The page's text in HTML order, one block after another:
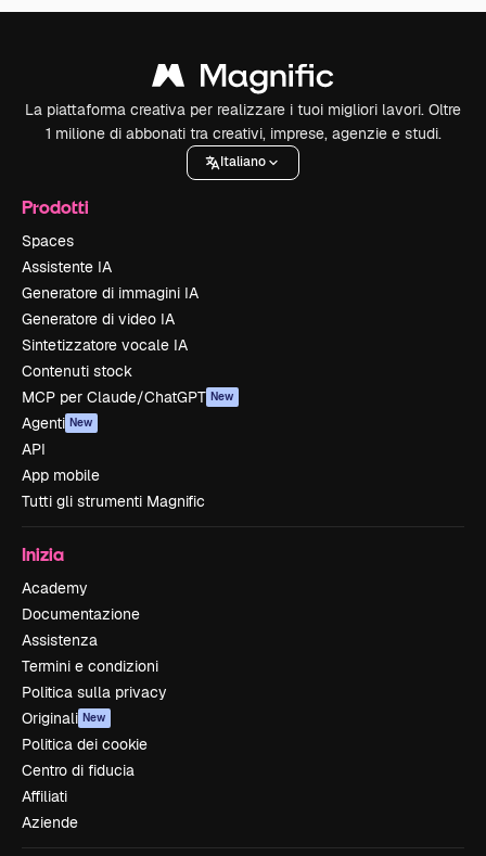
La piattaforma creativa per realizzare i tuoi migliori lavori. Oltre
1 milione di abbonati tra creativi, imprese, agenzie e studi.
Italiano
Prodotti
Spaces
Assistente IA
Generatore di immagini IA
Generatore di video IA
Sintetizzatore vocale IA
Contenuti stock
MCP per Claude/ChatGPT New
Agenti New
API
App mobile
Tutti gli strumenti Magnific
Inizia
Academy
Documentazione
Assistenza
Termini e condizioni
Politica sulla privacy
Originali New
Politica dei cookie
Centro di fiducia
Affiliati
Aziende